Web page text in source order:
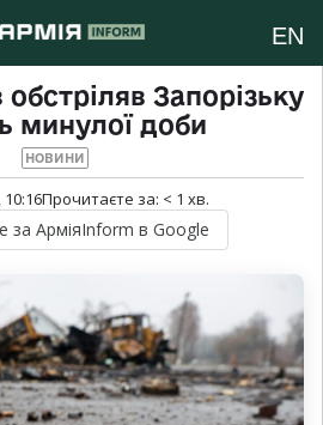
EN
обстріляв Запорізьку
минулої доби
НОВИНИ
10:16Прочитаєте за: < 1 хв.
за АрміяInform в Google